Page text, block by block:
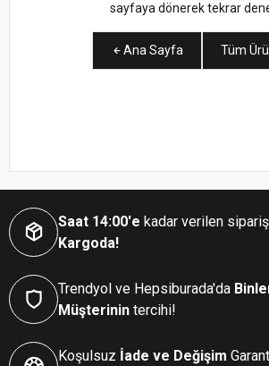
sayfaya dönerek tekrar
Ana Sayfa Tüm
Saat 14:00'e kadar verilen
Kargoda!
Trendyol ve Hepsiburada'da
Müşterinin tercihi!
Koşulsuz İade ve Değişim